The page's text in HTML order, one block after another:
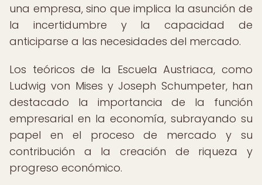
una empresa, sino que implica la asunción de
la incertidumbre y la capacidad de
anticiparse a las necesidades del mercado.
Los teóricos de la Escuela Austriaca, como
Ludwig von Mises y Joseph Schumpeter, han
destacado la importancia de la función
empresarial en la economía, subrayando su
papel en el proceso de mercado y su
contribución a la creación de riqueza y
progreso económico.